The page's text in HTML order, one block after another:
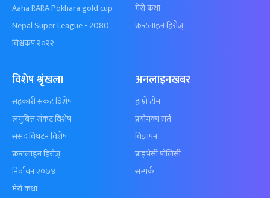
Aaha RARA Pokhara gold cup
Nepal Super League - 2080
विश्वकप २०२२
मेरो कथा
फ्रन्टलाइन हिरोज्
विशेष श्रृंखला
सहकारी संकट विशेष
लगुबित्त संकट विशेष
संसद विघटन विशेष
फ्रन्टलाइन हिरोज्
निर्वाचन २०७४
मेरो कथा
अनलाइनखबर
हाम्रो टीम
प्रयोगका सर्त
विज्ञापन
प्राइभेसी पोलिसी
सम्पर्क